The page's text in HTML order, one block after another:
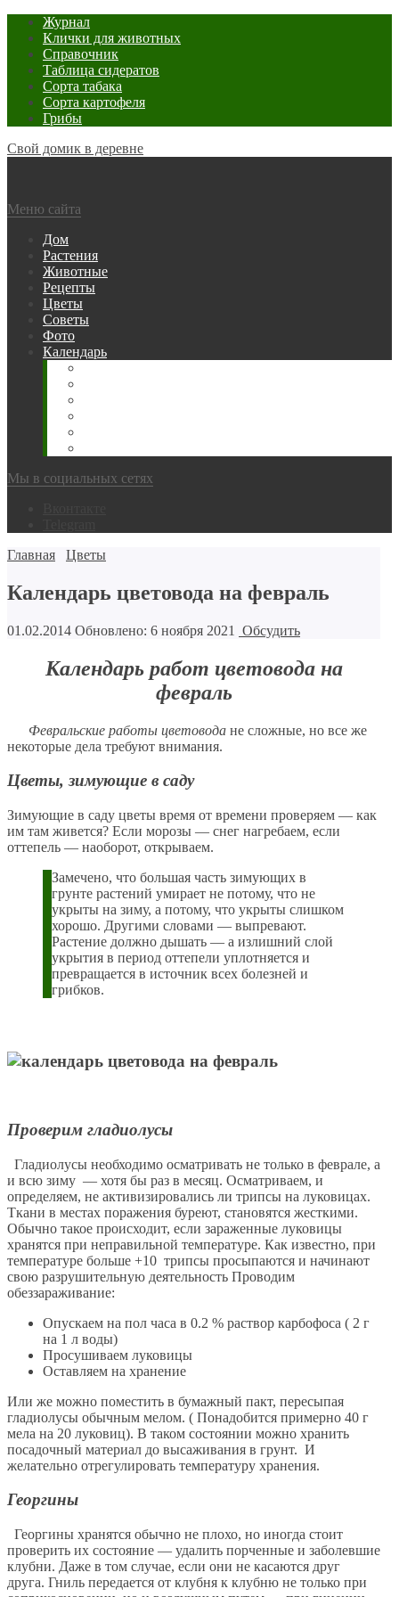
Журнал
Клички для животных
Справочник
Таблица сидератов
Сорта табака
Сорта картофеля
Грибы
Свой домик в деревне
Меню сайта
Дом
Растения
Животные
Рецепты
Цветы
Советы
Фото
Календарь
Мы в социальных сетях
Главная
Цветы
Календарь цветовода на февраль
01.02.2014 Обновлено: 6 ноября 2021 Обсудить
Календарь работ цветовода на
февраль
Февральские работы цветовода не сложные, но все же
некоторые дела требуют внимания.
Цветы, зимующие в саду
Зимующие в саду цветы время от времени проверяем — как
им там живется? Если морозы — снег нагребаем, если
оттепель — наоборот, открываем.
Замечено, что большая часть зимующих в
грунте растений умирает не потому, что не
укрыты на зиму, а потому, что укрыты слишком
хорошо. Другими словами — выпревают.
Растение должно дышать — а излишний слой
укрытия в период оттепели уплотняется и
превращается в источник всех болезней и
грибков.
Проверим гладиолусы
Гладиолусы необходимо осматривать не только в феврале, а
и всю зиму — хотя бы раз в месяц. Осматриваем, и
определяем, не активизировались ли трипсы на луковицах.
Ткани в местах поражения буреют, становятся жесткими.
Обычно такое происходит, если зараженные луковицы
хранятся при неправильной температуре. Как известно, при
температуре больше +10 трипсы просыпаются и начинают
свою разрушительную деятельность Проводим
обеззараживание:
Опускаем на пол часа в 0.2 % раствор карбофоса ( 2 г
на 1 л воды)
Просушиваем луковицы
Оставляем на хранение
Или же можно поместить в бумажный пакт, пересыпая
гладиолусы обычным мелом. ( Понадобится примерно 40 г
мела на 20 луковиц). В таком состоянии можно хранить
посадочный материал до высаживания в грунт. И
желательно отрегулировать температуру хранения.
Георгины
Георгины хранятся обычно не плохо, но иногда стоит
проверить их состояние — удалить порченные и заболевшие
клубни. Даже в том случае, если они не касаются друг
друга. Гниль передается от клубня к клубню не только при